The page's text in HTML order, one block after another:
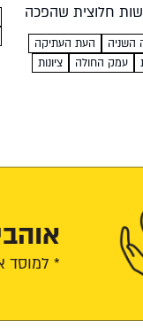
חלוצית שהפכה
מנור...השניה
העת העתיקה
עמק החולה ציונות
* למוסד